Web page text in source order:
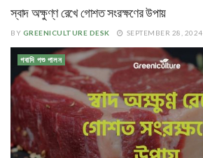
স্বাদ অক্ষুণ্ণ রেখে গোশত সংরক্ষণের উপায়
BY GREENICULTURE DESK SEPTEMBER 28, 2024
গবাদি পশু পালন